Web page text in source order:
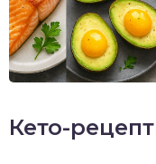
Кето-